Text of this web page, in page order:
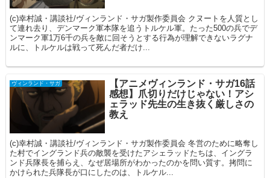
(c)幸村誠・講談社/ヴィンランド・サガ製作委員会 クヌートを人質とし
て連れ去り、デンマーク軍本隊を追うトルケル軍。たった500の兵でデ
ンマーク軍1万6千の兵を敵に回そうとする行為が理解できないラグナ
ルに、トルケルは戦って死んだ者だけ...
ヴィンランド・サガ
【アニメヴィンランド・サガ16話
感想】爪切りだけじゃない！アシ
ェラッド先生の生き抜く厳しさの
教え
(c)幸村誠・講談社/ヴィンランド・サガ製作委員会 冬営のために略奪し
た村でイングランド兵の敵襲を受けたアシェラッドたちは、イングラ
ンド兵隊長を捕らえ、なぜ居場所がわかったのかを問い質す。拷問に
かけられた兵隊長が口にしたのは、トルケル...